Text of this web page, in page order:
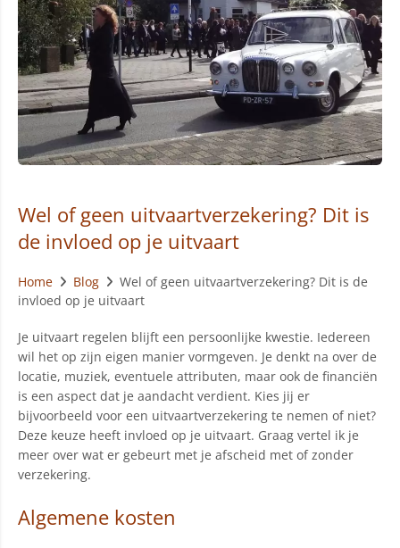
Wel of geen uitvaartverzekering? Dit is
de invloed op je uitvaart
Home Blog
Wel of geen uitvaartverzekering? Dit is de
invloed op je uitvaart
Je uitvaart regelen blijft een persoonlijke kwestie. Iedereen
wil het op zijn eigen manier vormgeven. Je denkt na over de
locatie, muziek, eventuele attributen, maar ook de financiën
is een aspect dat je aandacht verdient. Kies jij er
bijvoorbeeld voor een uitvaartverzekering te nemen of niet?
Deze keuze heeft invloed op je uitvaart. Graag vertel ik je
meer over wat er gebeurt met je afscheid met of zonder
verzekering.
Algemene kosten